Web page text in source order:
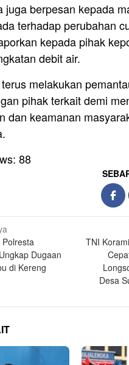
juga berpesan kepada
terhadap perubahan
kepada pihak
debit air.
melakukan
pihak terkait demi
dan keamanan
88
Dugaan
di Kereng
TNI
Desa